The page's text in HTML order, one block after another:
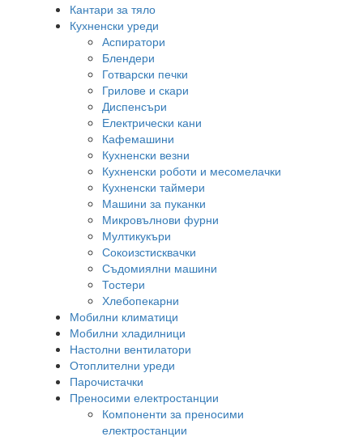
Кантари за тяло
Кухненски уреди
Аспиратори
Блендери
Готварски печки
Грилове и скари
Диспенсъри
Електрически кани
Кафемашини
Кухненски везни
Кухненски роботи и месомелачки
Кухненски таймери
Машини за пуканки
Микровълнови фурни
Мултикукъри
Сокоизстисквачки
Съдомиялни машини
Тостери
Хлебопекарни
Мобилни климатици
Мобилни хладилници
Настолни вентилатори
Отоплителни уреди
Парочистачки
Преносими електростанции
Компоненти за преносими
електростанции